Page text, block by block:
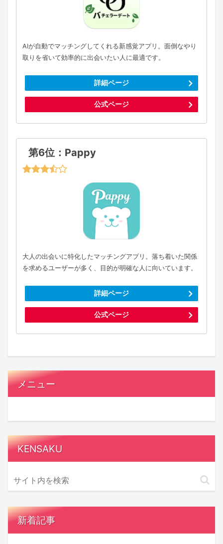
AIが自動でマッチングしてくれる新感覚アプリ。面倒なやり
取りを省いて効率的に出会いたい人に最適です。
詳細ページ
公式ページ
第6位：Pappy
大人の出会いに特化したマッチングアプリ。落ち着いた関係
を求めるユーザーが多く、目的が明確な人に向いています。
詳細ページ
公式ページ
メニュー
KENSAKU
新着記事